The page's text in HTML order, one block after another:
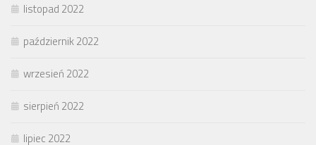
listopad 2022
październik 2022
wrzesień 2022
sierpień 2022
lipiec 2022